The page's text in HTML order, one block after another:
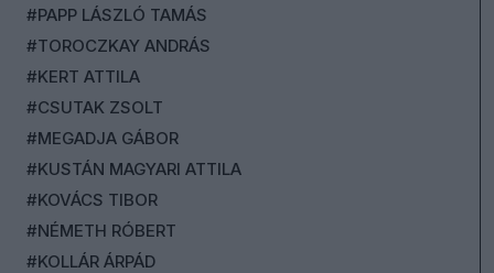
#PAPP LÁSZLÓ TAMÁS
#TOROCZKAY ANDRÁS
#KERT ATTILA
#CSUTAK ZSOLT
#MEGADJA GÁBOR
#KUSTÁN MAGYARI ATTILA
#KOVÁCS TIBOR
#NÉMETH RÓBERT
#KOLLÁR ÁRPÁD